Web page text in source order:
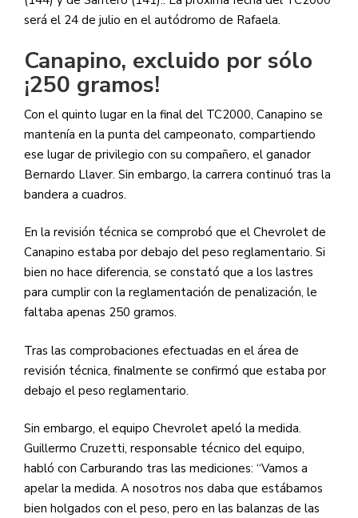
será el 24 de julio en el autódromo de Rafaela.
Canapino, excluido por sólo
¡250 gramos!
Con el quinto lugar en la final del TC2000, Canapino se
mantenía en la punta del campeonato, compartiendo
ese lugar de privilegio con su compañero, el ganador
Bernardo Llaver. Sin embargo, la carrera continuó tras la
bandera a cuadros.
En la revisión técnica se comprobó que el Chevrolet de
Canapino estaba por debajo del peso reglamentario. Si
bien no hace diferencia, se constató que a los lastres
para cumplir con la reglamentación de penalización, le
faltaba apenas 250 gramos.
Tras las comprobaciones efectuadas en el área de
revisión técnica, finalmente se confirmó que estaba por
debajo el peso reglamentario.
Sin embargo, el equipo Chevrolet apeló la medida.
Guillermo Cruzetti, responsable técnico del equipo,
habló con Carburando tras las mediciones: “Vamos a
apelar la medida. A nosotros nos daba que estábamos
bien holgados con el peso, pero en las balanzas de las